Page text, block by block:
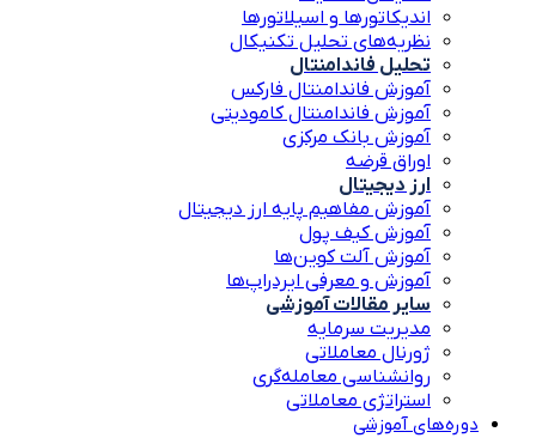
اندیکاتورها و اسیلاتورها
نظریه‌های تحلیل تکنیکال
تحلیل فاندامنتال
آموزش فاندامنتال فارکس
آموزش فاندامنتال کامودیتی
آموزش بانک مرکزی
اوراق قرضه
ارز دیجیتال
آموزش مفاهیم پایه ارز دیجیتال
آموزش کیف پول
آموزش آلت کوین‌ها
آموزش و معرفی ایردراپ‌ها
سایر مقالات آموزشی
مدیریت سرمایه
ژورنال معاملاتی
روانشناسی معامله‌گری
استراتژی معاملاتی
دوره‌های آموزشی